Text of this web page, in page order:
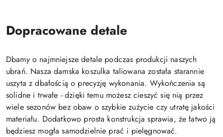
Dopracowane detale
Dbamy o najmniejsze detale podczas produkcji naszych
ubrań. Nasza damska koszulka taliowana została starannie
uszyta z dbałością o precyzję wykonania. Wykończenia są
solidne i trwałe - dzięki temu możesz cieszyć się nią przez
wiele sezonów bez obaw o szybkie zużycie czy utratę jakości
materiału. Dodatkowo prosta konstrukcja sprawia, że łatwo ją
będziesz mogła samodzielnie prać i pielęgnować.